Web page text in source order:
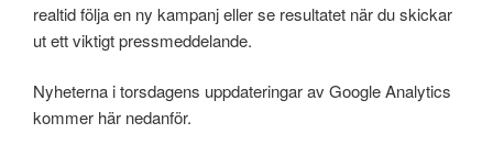
realtid följa en ny kampanj eller se resultatet när du skickar
ut ett viktigt pressmeddelande.
Nyheterna i torsdagens uppdateringar av Google Analytics
kommer här nedanför.